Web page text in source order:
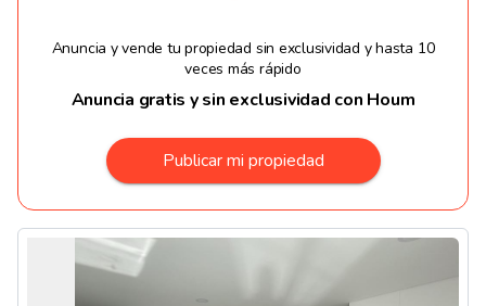
Anuncia y vende tu propiedad sin exclusividad y hasta 10
veces más rápido
Anuncia gratis y sin exclusividad con Houm
Publicar mi propiedad